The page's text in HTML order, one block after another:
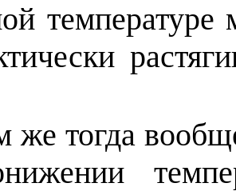
температуре
же тогда